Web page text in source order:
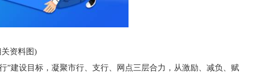
关资料图)
”建设目标，凝聚市行、支行、网点三层合力，从激励、减负、赋